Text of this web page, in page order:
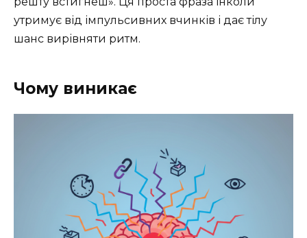
утримує від імпульсивних вчинків і дає тілу
шанс вирівняти ритм.
Чому виникає